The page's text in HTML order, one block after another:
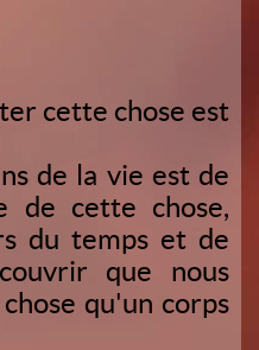
cette chose est
de la vie est de
de cette chose,
du temps et de
que nous
qu'un corps